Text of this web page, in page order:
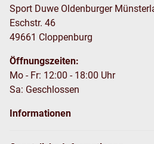
Sport Duwe Oldenburger
Eschstr. 46
49661 Cloppenburg
Öffnungszeiten:
Mo - Fr: 12:00 - 18:00 Uhr
Sa: Geschlossen
Informationen